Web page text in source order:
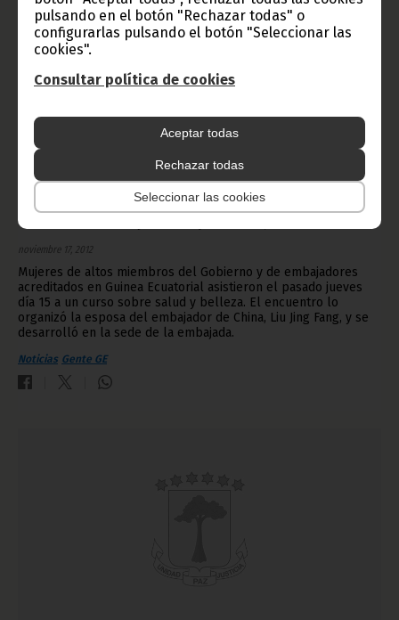
pulsando en el botón "Rechazar todas" o
configurarlas pulsando el botón "Seleccionar las
cookies".
Consultar política de cookies
Aceptar todas
Rechazar todas
Seleccionar las cookies
Curso sobre salud y belleza para la mujer
noviembre 17, 2012
Mujeres de altos miembros del Gobierno y de embajadores
acreditados en Guinea Ecuatorial asistieron el pasado jueves
día 15 a un curso sobre salud y belleza. El encuentro lo
organizó la esposa del embajador de China, Liu Jing Fang, y se
desarrolló en la sede de la embajada.
Noticias Gente GE